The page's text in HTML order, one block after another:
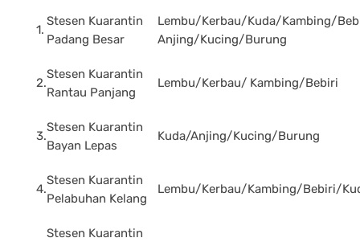
1.
Stesen Kuarantin
Padang Besar
Lembu/Kerbau/Kuda/Kambing/
Anjing/Kucing/Burung
2.
Stesen Kuarantin
Rantau Panjang
Lembu/Kerbau/ Kambing/Bebiri
3.
Stesen Kuarantin
Bayan Lepas
Kuda/Anjing/Kucing/Burung
4.
Stesen Kuarantin
Pelabuhan Kelang
Lembu/Kerbau/Kambing/Bebiri/
Stesen Kuarantin